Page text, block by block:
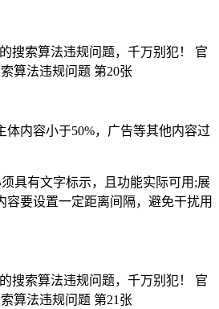
容小于50%，广告等其他内容过
有文字标示，且功能实际可用;展
容要设置一定距离间隔，避免干扰用